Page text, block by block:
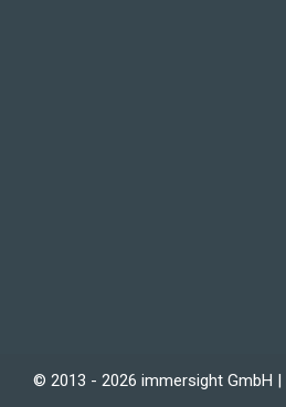
© 2013 - 2026 immersight GmbH |